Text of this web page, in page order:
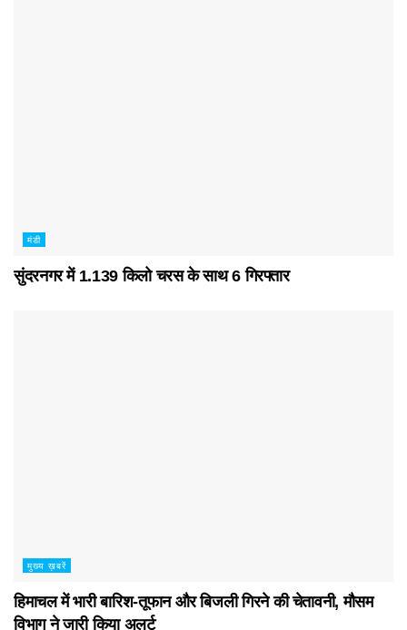
मंडी
सुंदरनगर में 1.139 किलो चरस के साथ 6 गिरफ्तार
मुख्य ख़बरें
हिमाचल में भारी बारिश-तूफान और बिजली गिरने की चेतावनी, मौसम
विभाग ने जारी किया अलर्ट